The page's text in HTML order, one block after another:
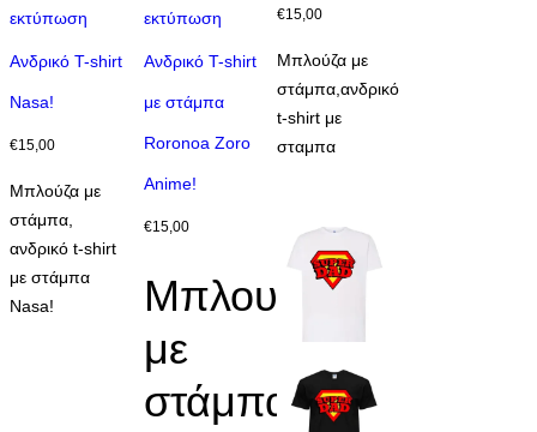
προϊόν
πολλαπλές
παραλλαγές.
μπορούν
να
επιλεγούν
στη
σελίδα
εκτύπωση
Ανδρικό T-shirt
Nasa!
€15,00
Μπλούζα με
στάμπα,
ανδρικό t-shirt
με στάμπα
Nasa!
προϊόν
πολλαπλές
παραλλαγές.
μπορούν
να
σελίδα
προϊόντος
εκτύπωση
Ανδρικό T-shirt
με στάμπα
Roronoa Zoro
Anime!
€15,00
Μπλουζάκι
με
στάμπα
μπορούν
να
επιλεγούν
στη
προϊόντος
€15,00
Μπλούζα με
στάμπα,ανδρικό
t-shirt με
σταμπα